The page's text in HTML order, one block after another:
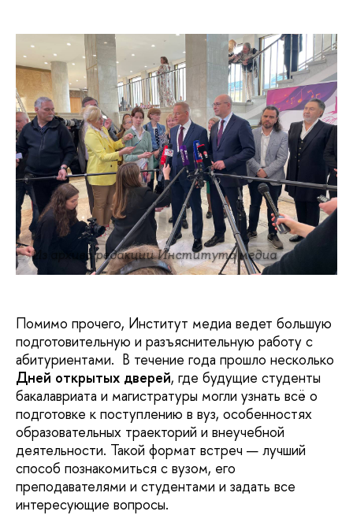
Из архива редакции Института медиа
Помимо прочего, Институт медиа ведет большую
подготовительную и разъяснительную работу с
абитуриентами. В течение года прошло несколько
Дней открытых дверей, где будущие студенты
бакалавриата и магистратуры могли узнать всё о
подготовке к поступлению в вуз, особенностях
образовательных траекторий и внеучебной
деятельности. Такой формат встреч — лучший
способ познакомиться с вузом, его
преподавателями и студентами и задать все
интересующие вопросы.